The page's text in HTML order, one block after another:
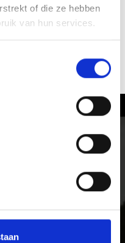
of die ze hebben
van hun services.
over almen en
en cultuur kun je in
alle hoogtes met de